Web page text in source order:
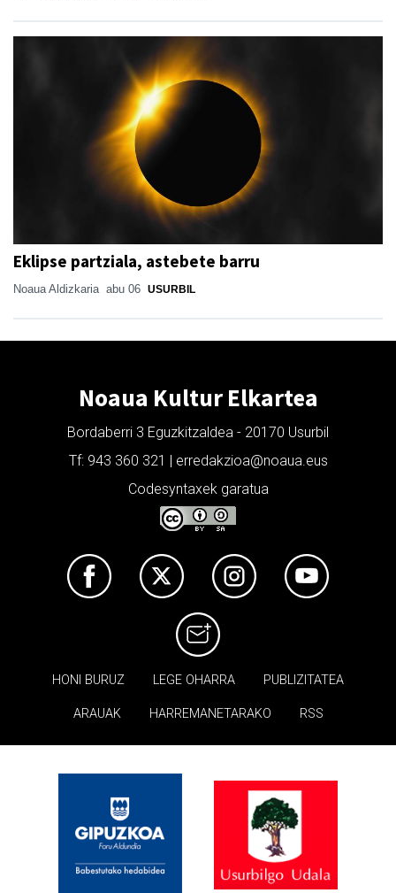
Eklipse partziala, astebete barru
Noaua Aldizkaria abu 06 USURBIL
Noaua Kultur Elkartea
Bordaberri 3 Eguzkitzaldea - 20170 Usurbil
Tf: 943 360 321 | erredakzioa@noaua.eus
Codesyntaxek garatua
HONI BURUZ LEGE OHARRA PUBLIZITATEA
ARAUAK HARREMANETARAKO RSS